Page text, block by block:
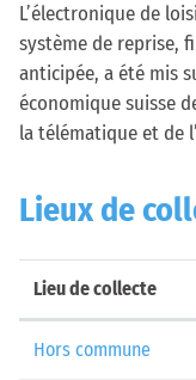
L’électronique de
système de reprise,
anticipée, a été mis
économique suisse
la télématique et de
Lieux de
Lieu de collecte
Hors commune